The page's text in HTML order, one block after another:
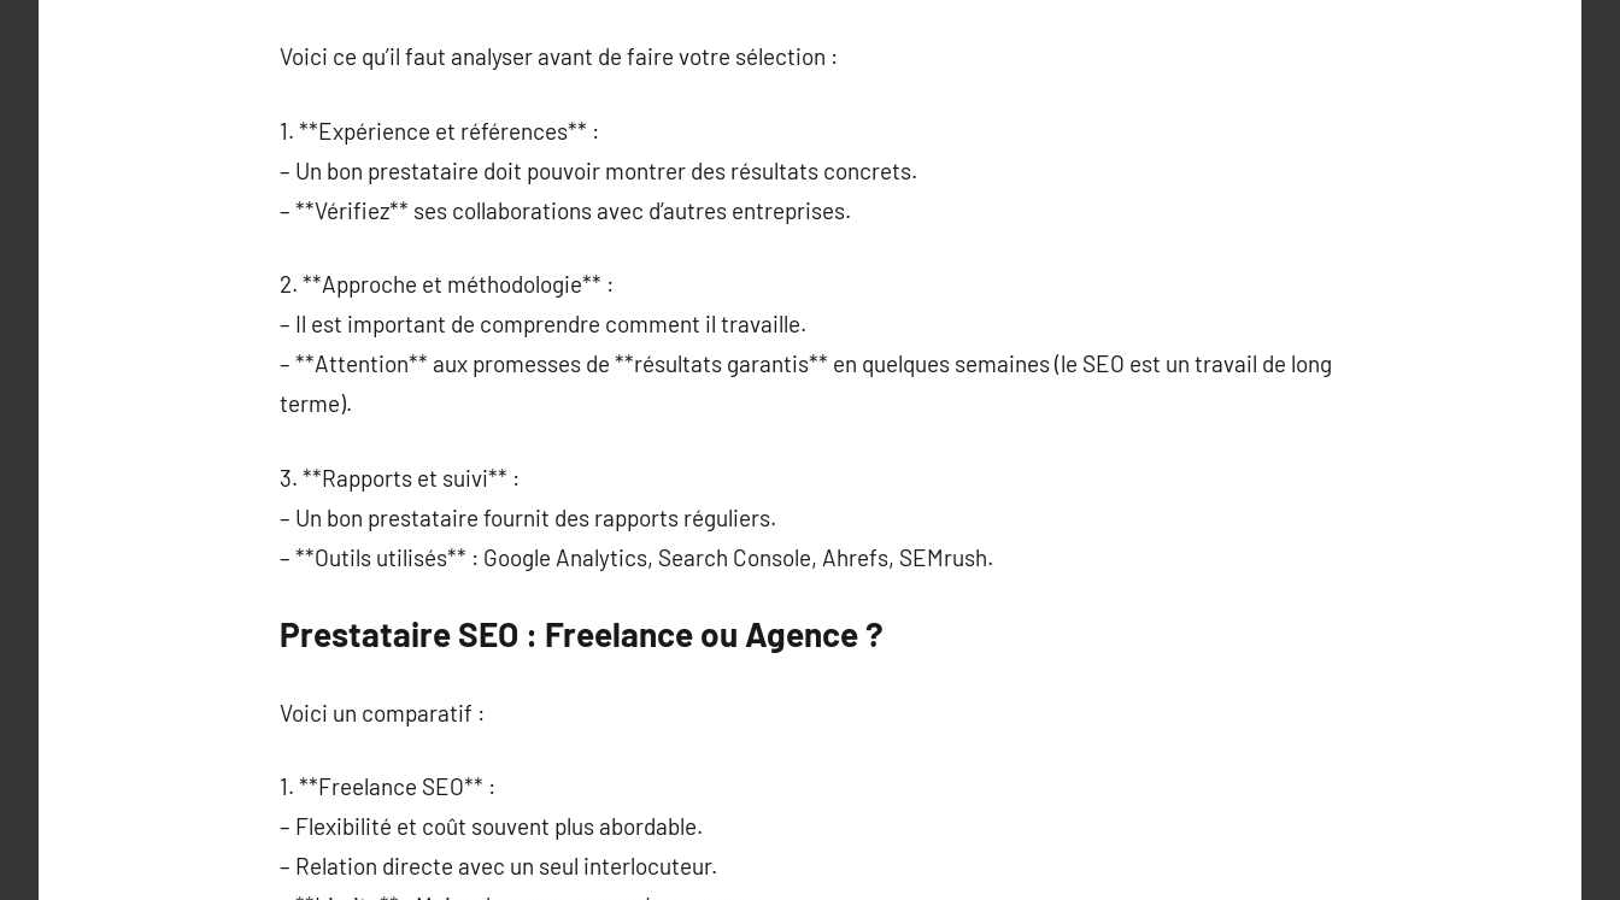
Voici ce qu’il faut analyser avant de faire votre sélection :
1. **Expérience et références** :
– Un bon prestataire doit pouvoir montrer des résultats concrets.
– **Vérifiez** ses collaborations avec d’autres entreprises.
2. **Approche et méthodologie** :
– Il est important de comprendre comment il travaille.
– **Attention** aux promesses de **résultats garantis** en quelques semaines (le SEO est un travail de long
terme).
3. **Rapports et suivi** :
– Un bon prestataire fournit des rapports réguliers.
– **Outils utilisés** : Google Analytics, Search Console, Ahrefs, SEMrush.
Prestataire SEO : Freelance ou Agence ?
Voici un comparatif :
1. **Freelance SEO** :
– Flexibilité et coût souvent plus abordable.
– Relation directe avec un seul interlocuteur.